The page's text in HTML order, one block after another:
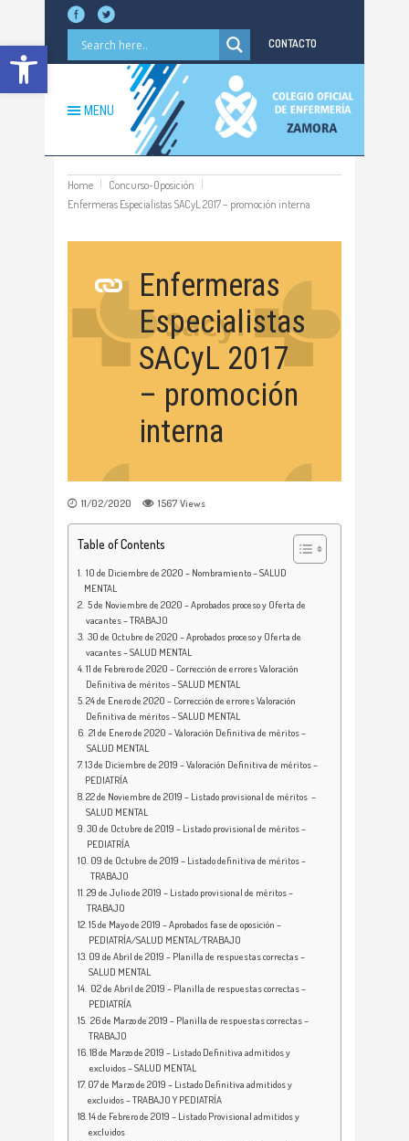
Abrir barra de herramientas CONTACTO
MENU
Home
Concurso-Oposición
Enfermeras Especialistas SACyL 2017 – promoción interna
Enfermeras
Especialistas
SACyL 2017
– promoción
interna
11/02/2020 1567 Views
Table of Contents
10 de Diciembre de 2020 – Nombramiento – SALUD
MENTAL
5 de Noviembre de 2020 – Aprobados proceso y Oferta de
vacantes – TRABAJO
30 de Octubre de 2020 – Aprobados proceso y Oferta de
vacantes – SALUD MENTAL
11 de Febrero de 2020 – Corrección de errores Valoración
Definitiva de méritos – SALUD MENTAL
24 de Enero de 2020 – Corrección de errores Valoración
Definitiva de méritos – SALUD MENTAL
21 de Enero de 2020 – Valoración Definitiva de méritos –
SALUD MENTAL
13 de Diciembre de 2019 – Valoración Definitiva de méritos –
PEDIATRÍA
22 de Noviembre de 2019 – Listado provisional de méritos –
SALUD MENTAL
30 de Octubre de 2019 – Listado provisional de méritos –
PEDIATRÍA
09 de Octubre de 2019 – Listado definitiva de méritos –
TRABAJO
29 de Julio de 2019 – Listado provisional de méritos –
TRABAJO
15 de Mayo de 2019 – Aprobados fase de oposición –
PEDIATRÍA/SALUD MENTAL/TRABAJO
09 de Abril de 2019 – Planilla de respuestas correctas –
SALUD MENTAL
02 de Abril de 2019 – Planilla de respuestas correctas –
PEDIATRÍA
26 de Marzo de 2019 – Planilla de respuestas correctas –
TRABAJO
18 de Marzo de 2019 – Listado Definitiva admitidos y
excluidos – SALUD MENTAL
07 de Marzo de 2019 – Listado Definitiva admitidos y
excluidos – TRABAJO Y PEDIATRÍA
14 de Febrero de 2019 – Listado Provisional admitidos y
excluidos